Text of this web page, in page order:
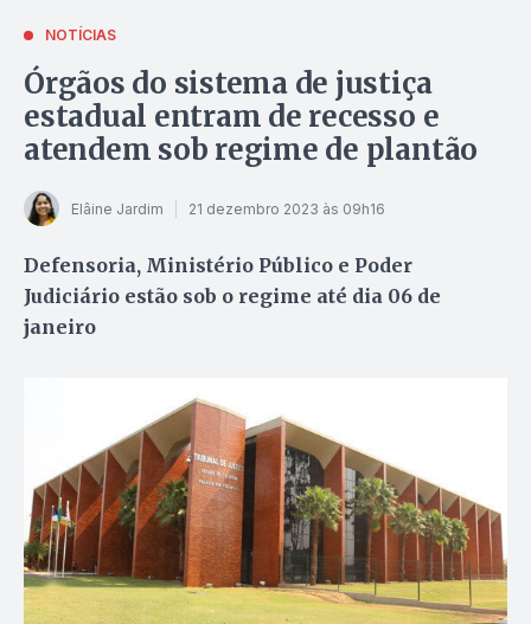
NOTÍCIAS
Órgãos do sistema de justiça
estadual entram de recesso e
atendem sob regime de plantão
Elâine Jardim 21 dezembro 2023 às 09h16
Defensoria, Ministério Público e Poder
Judiciário estão sob o regime até dia 06 de
janeiro